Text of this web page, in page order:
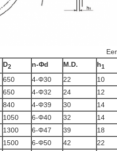
D2 n-Φd M.D. h1
650 4-Φ30 22 10
650 4-Φ32 24 12
840 4-Φ39 30 14
1050 6-Φ40 32 14
1300 6-Φ47 39 18
1500 6-Φ50 42 22